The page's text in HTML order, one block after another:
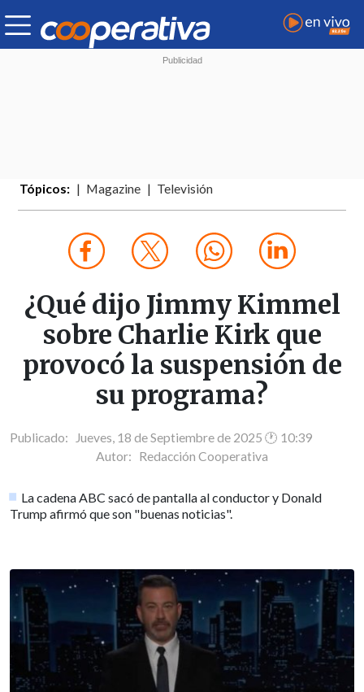
Tópicos: Magazine Televisión
¿Qué dijo Jimmy Kimmel
sobre Charlie Kirk que
provocó la suspensión de
su programa?
Publicado: Jueves, 18 de Septiembre de 2025 🕐 10:39
Autor: Redacción Cooperativa
La cadena ABC sacó de pantalla al conductor y Donald
Trump afirmó que son "buenas noticias".